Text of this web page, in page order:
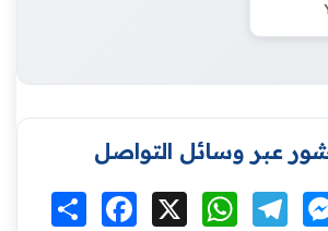
عبر وسائل التواصل
انشر Facebook WhatsApp